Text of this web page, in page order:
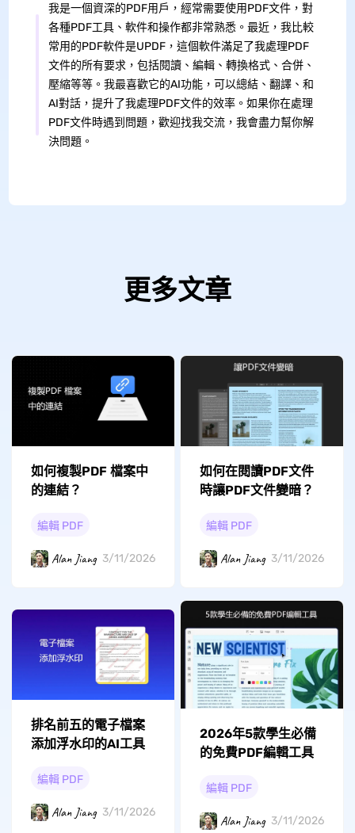
我是一個資深的PDF用戶，經常需要使用PDF文件，對
各種PDF工具、軟件和操作都非常熟悉。最近，我比較
常用的PDF軟件是UPDF，這個軟件滿足了我處理PDF
文件的所有要求，包括閱讀、編輯、轉換格式、合併、
壓縮等等。我最喜歡它的AI功能，可以總結、翻譯、和
AI對話，提升了我處理PDF文件的效率。如果你在處理
PDF文件時遇到問題，歡迎找我交流，我會盡力幫你解
決問題。
更多文章
如何複製PDF 檔案中
的連結？
編輯 PDF
Alan Jiang 3/11/2026
如何在閱讀PDF文件
時讓PDF文件變暗？
編輯 PDF
Alan Jiang 3/11/2026
排名前五的電子檔案
添加浮水印的AI工具
編輯 PDF
Alan Jiang 3/11/2026
2026年5款學生必備
的免費PDF編輯工具
編輯 PDF
Alan Jiang 3/11/2026